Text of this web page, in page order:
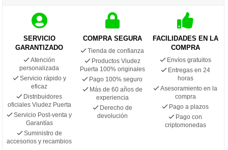
SERVICIO
GARANTIZADO
Atención
personalizada
Servicio rápido y
eficaz
Distribuidores
oficiales Viudez Puerta
Servicio Post-venta y
Garantías
Suministro de
accesorios y recambios
COMPRA SEGURA
Tienda de confianza
Productos Viudez
Puerta 100% originales
Pago 100% seguro
Más de 60 años de
experiencia
Derecho de
devolución
FACILIDADES EN LA
COMPRA
Envíos gratuitos
Entregas en 24
horas
Asesoramiento en la
compra
Pago a plazos
Pago con
criptomonedas